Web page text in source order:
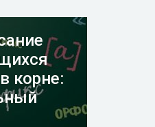
корне: